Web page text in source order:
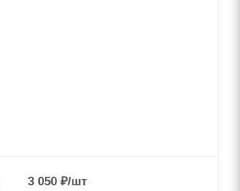
3 050 ₽/шт